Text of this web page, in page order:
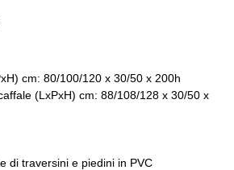
cm: 80/100/120 x 30/50 x 200h
(LxPxH) cm: 88/108/128 x 30/50 x
di traversini e piedini in PVC